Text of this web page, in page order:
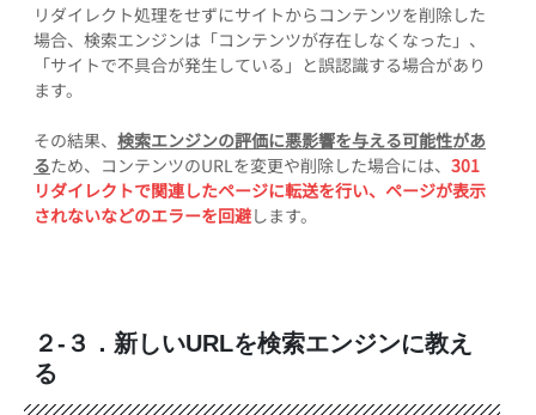
リダイレクト処理をせずにサイトからコンテンツを削除した
場合、検索エンジンは「コンテンツが存在しなくなった」、
「サイトで不具合が発生している」と誤認識する場合があり
ます。
その結果、 検索エンジンの評価に悪影響を与える可能性があ
るため、コンテンツのURLを変更や削除した場合には、 301
リダイレクトで関連したページに転送を行い、ページが表示
されないなどのエラーを回避します。
２-３．新しいURLを検索エンジンに教え
る